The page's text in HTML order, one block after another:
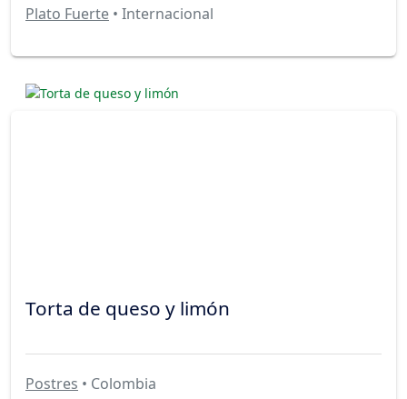
Plato Fuerte • Internacional
Torta de queso y limón
Postres • Colombia